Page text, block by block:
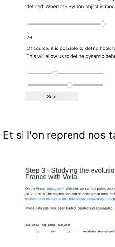
Et si l'on reprend nos